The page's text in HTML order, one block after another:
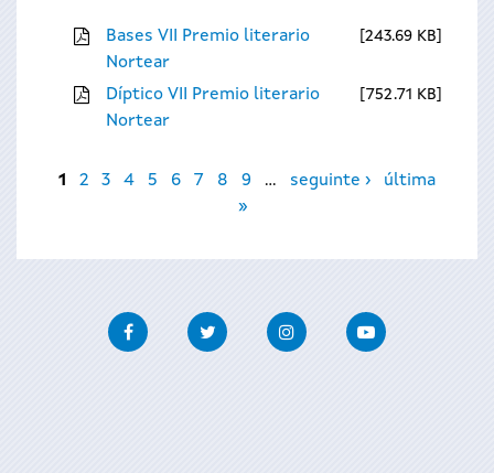
Bases VII Premio literario
Nortear
243.69 KB
Díptico VII Premio literario
Nortear
752.71 KB
Páxinas
1 2 3 4 5 6 7 8 9 … seguinte ›
última
»
FacebookTwitter InstagramYoutube